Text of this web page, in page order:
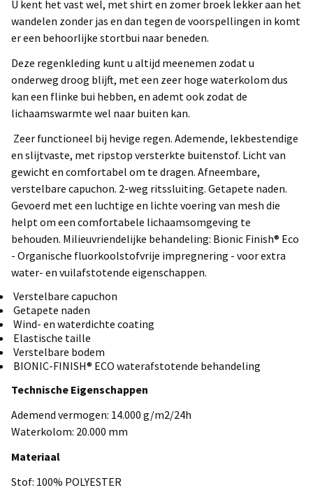
U kent het vast wel, met shirt en zomer broek lekker aan het
wandelen zonder jas en dan tegen de voorspellingen in komt
er een behoorlijke stortbui naar beneden.
Deze regenkleding kunt u altijd meenemen zodat u
onderweg droog blijft, met een zeer hoge waterkolom dus
kan een flinke bui hebben, en ademt ook zodat de
lichaamswarmte wel naar buiten kan.
Zeer functioneel bij hevige regen. Ademende, lekbestendige
en slijtvaste, met ripstop versterkte buitenstof. Licht van
gewicht en comfortabel om te dragen. Afneembare,
verstelbare capuchon. 2-weg ritssluiting. Getapete naden.
Gevoerd met een luchtige en lichte voering van mesh die
helpt om een comfortabele lichaamsomgeving te
behouden. Milieuvriendelijke behandeling: Bionic Finish® Eco
- Organische fluorkoolstofvrije impregnering - voor extra
water- en vuilafstotende eigenschappen.
Verstelbare capuchon
Getapete naden
Wind- en waterdichte coating
Elastische taille
Verstelbare bodem
BIONIC-FINISH® ECO waterafstotende behandeling
Technische Eigenschappen
Ademend vermogen: 14.000 g/m2/24h
Waterkolom: 20.000 mm
Materiaal
Stof: 100% POLYESTER